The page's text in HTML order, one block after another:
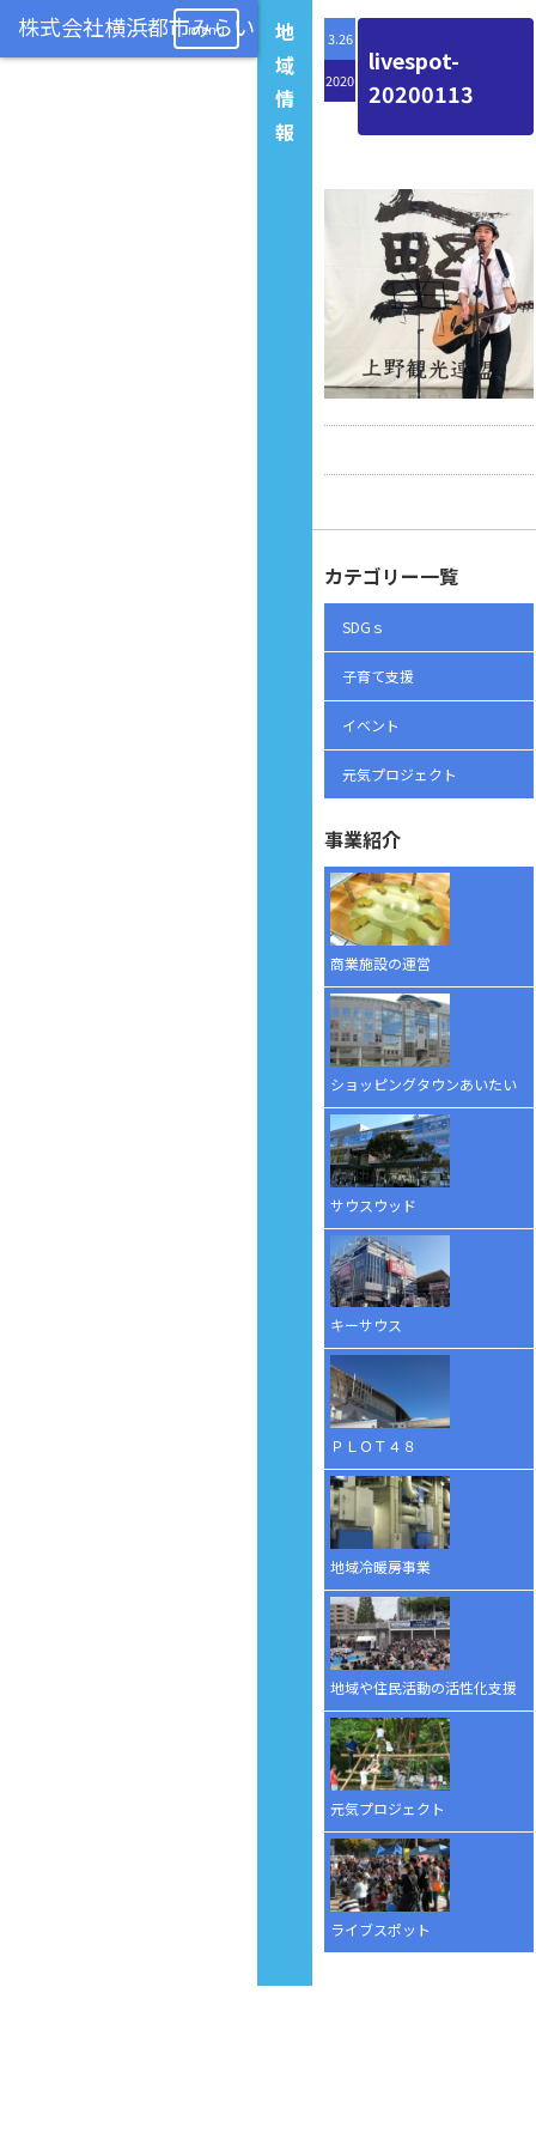
menu
地
域
情
報
3.26
2020
livespot-
20200113
カテゴリー一覧
SDGｓ
子育て支援
イベント
元気プロジェクト
事業紹介
商業施設の運営
ショッピングタウンあいたい
サウスウッド
キーサウス
ＰＬＯＴ４８
地域冷暖房事業
地域や住民活動の活性化支援
元気プロジェクト
ライブスポット